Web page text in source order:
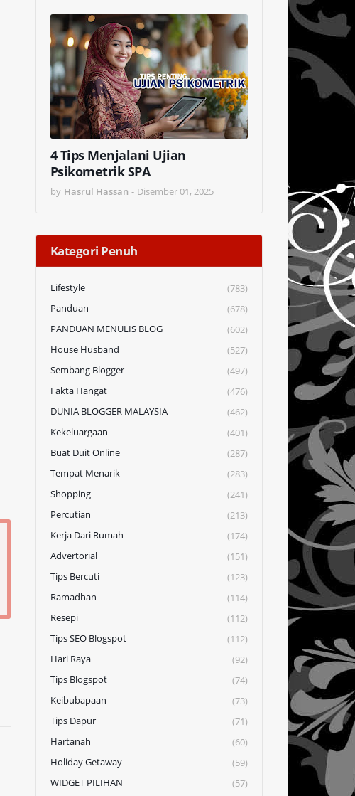
4 Tips Menjalani Ujian
Psikometrik SPA
by Hasrul Hassan - Disember 01, 2025
Kategori Penuh
Lifestyle
(783)
Panduan
(678)
PANDUAN MENULIS BLOG
(602)
House Husband
(527)
Sembang Blogger
(497)
Fakta Hangat
(476)
DUNIA BLOGGER MALAYSIA
(462)
Kekeluargaan
(401)
Buat Duit Online
(287)
Tempat Menarik
(283)
Shopping
(241)
Percutian
(213)
Kerja Dari Rumah
(174)
Advertorial
(151)
Tips Bercuti
(123)
Ramadhan
(114)
Resepi
(112)
Tips SEO Blogspot
(112)
Hari Raya
(92)
Tips Blogspot
(74)
Keibubapaan
(73)
Tips Dapur
(71)
Hartanah
(60)
Holiday Getaway
(59)
WIDGET PILIHAN
(57)